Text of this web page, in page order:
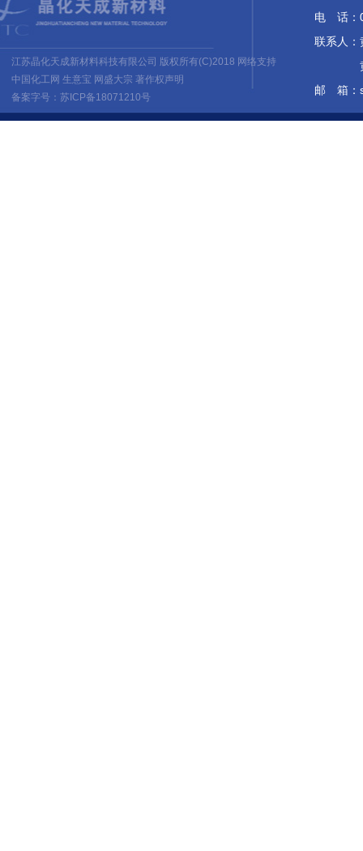
江苏晶化天成新材料科技有限公司 版权所有(C)2018 网络支持
中国化工网 生意宝 网盛大宗 著作权声明
备案字号：苏ICP备18071210号
电 话：
联系人
黄 佳
邮 箱：